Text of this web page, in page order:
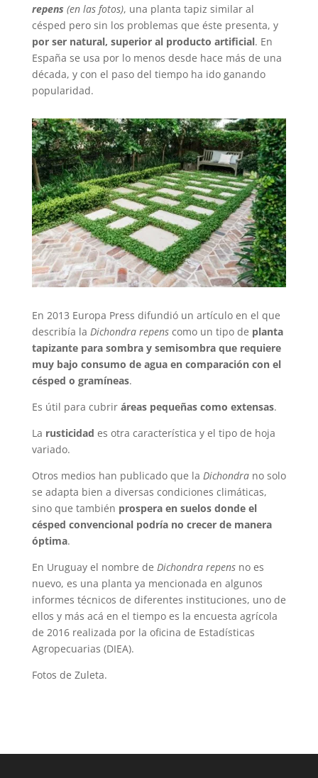
repens (en las fotos), una planta tapiz similar al
césped pero sin los problemas que éste presenta, y
por ser natural, superior al producto artificial. En
España se usa por lo menos desde hace más de una
década, y con el paso del tiempo ha ido ganando
popularidad.
En 2013 Europa Press difundió un artículo en el que
describía la Dichondra repens como un tipo de planta
tapizante para sombra y semisombra que requiere
muy bajo consumo de agua en comparación con el
césped o gramíneas.
Es útil para cubrir áreas pequeñas como extensas.
La rusticidad es otra característica y el tipo de hoja
variado.
Otros medios han publicado que la Dichondrano solo
se adapta bien a diversas condiciones climáticas,
sino que también prospera en suelos donde el
césped convencional podría no crecer de manera
óptima.
En Uruguay el nombre de Dichondra repensno es
nuevo, es una planta ya mencionada en algunos
informes técnicos de diferentes instituciones, uno de
ellos y más acá en el tiempo es la encuesta agrícola
de 2016 realizada por la oficina de Estadísticas
Agropecuarias (DIEA).
Fotos de Zuleta.